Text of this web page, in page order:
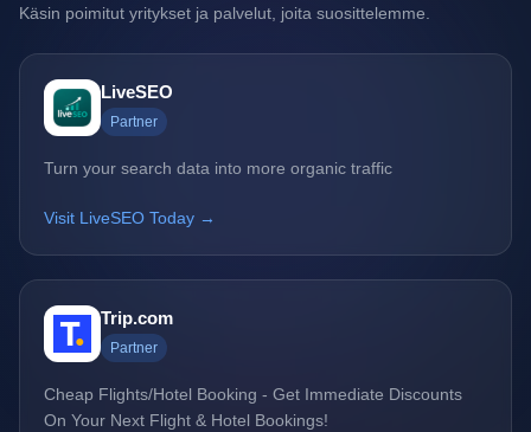
Käsin poimitut yritykset ja palvelut, joita suosittelemme.
LiveSEO
Partner
Turn your search data into more organic traffic
Visit LiveSEO Today →
Trip.com
Partner
Cheap Flights/Hotel Booking - Get Immediate Discounts
On Your Next Flight & Hotel Bookings!